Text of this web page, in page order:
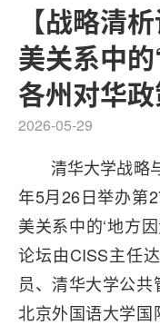
【战略清
美关系中
各州对华
2026-05-29
清华大学战略
年5月26日举办第
美关系中的‘地方
论坛由CISS主任
员、清华大学公共
北京外国语大学国